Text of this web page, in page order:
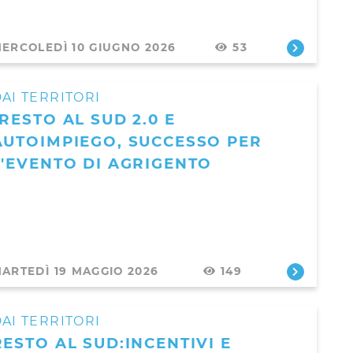
10 GIUGNO 2026 53
TERRITORI
AL SUD 2.0 E
SUCCESSO PER
DI AGRIGENTO
19 MAGGIO 2026 149
TERRITORI
AL SUD:INCENTIVI E